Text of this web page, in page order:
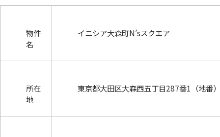
物件
名
イニシア大森町N’sスクエア
所在
地
東京都大田区大森西五丁目287番1（地番）